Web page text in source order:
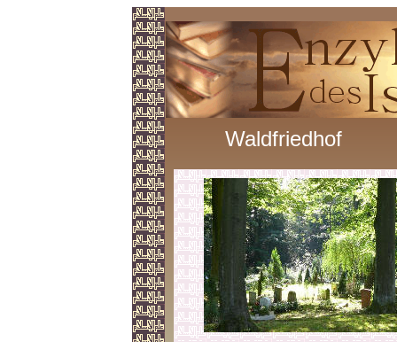
Waldfriedhof